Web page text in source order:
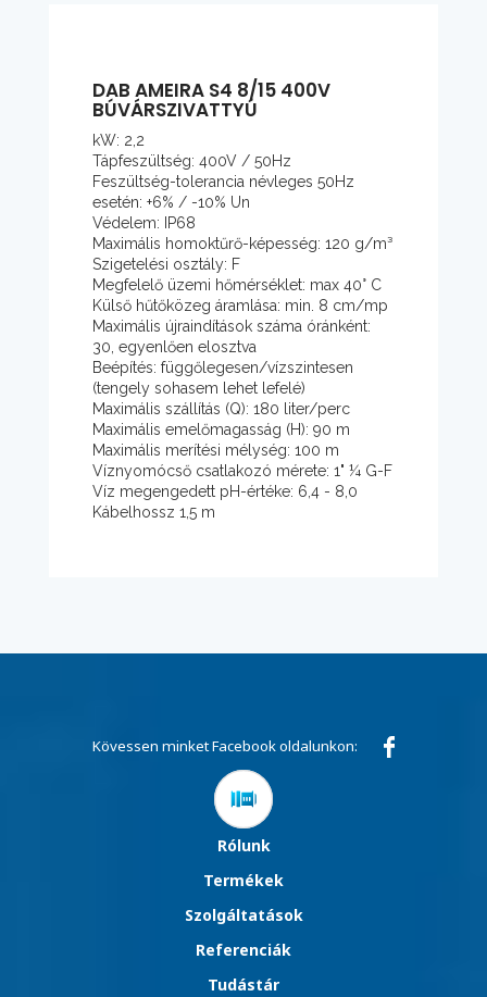
DAB AMEIRA S4 8/15 400V
BÚVÁRSZIVATTYÚ
kW: 2,2
Tápfeszültség: 400V / 50Hz
Feszültség-tolerancia névleges 50Hz
esetén: +6% / -10% Un
Védelem: IP68
Maximális homoktűrő-képesség: 120 g/m³
Szigetelési osztály: F
Megfelelő üzemi hőmérséklet: max 40° C
Külső hűtőközeg áramlása: min. 8 cm/mp
Maximális újraindítások száma óránként:
30, egyenlően elosztva
Beépítés: függőlegesen/vízszintesen
(tengely sohasem lehet lefelé)
Maximális szállítás (Q): 180 liter/perc
Maximális emelőmagasság (H): 90 m
Maximális merítési mélység: 100 m
Víznyomócső csatlakozó mérete: 1" ¼ G-F
Víz megengedett pH-értéke: 6,4 - 8,0
Kábelhossz 1,5 m
Kövessen minket Facebook oldalunkon:
Rólunk
Termékek
Szolgáltatások
Referenciák
Tudástár